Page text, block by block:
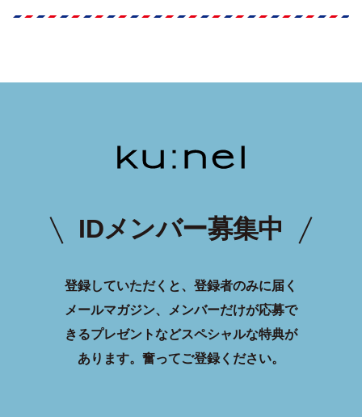
IDメンバー募集中
登録していただくと、登録者のみに届く
メールマガジン、メンバーだけが応募で
きるプレゼントなどスペシャルな特典が
あります。 奮ってご登録ください。